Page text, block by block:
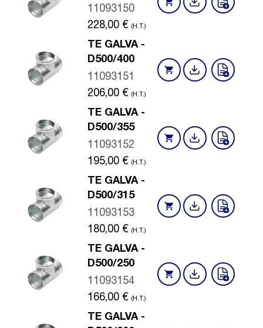
11093150
228,00 € (H.T.)
TE GALVA -
D500/400
11093151
206,00 € (H.T.)
TE GALVA -
D500/355
11093152
195,00 € (H.T.)
TE GALVA -
D500/315
11093153
180,00 € (H.T.)
TE GALVA -
D500/250
11093154
166,00 € (H.T.)
TE GALVA -